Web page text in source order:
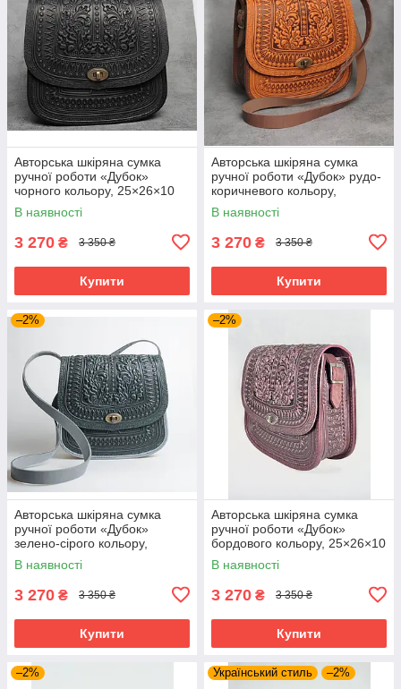
Авторська шкіряна сумка
ручної роботи «Дубок»
чорного кольору, 25×26×10
см
В наявності
3 270 ₴ 3 350 ₴
Купити
Авторська шкіряна сумка
ручної роботи «Дубок» рудо-
коричневого кольору,
25×26×10 см
В наявності
3 270 ₴ 3 350 ₴
Купити
–2%
Авторська шкіряна сумка
ручної роботи «Дубок»
зелено-сірого кольору,
25×26×10 см
В наявності
3 270 ₴ 3 350 ₴
Купити
–2%
Авторська шкіряна сумка
ручної роботи «Дубок»
бордового кольору, 25×26×10
см
В наявності
3 270 ₴ 3 350 ₴
Купити
–2% Український стиль –2%